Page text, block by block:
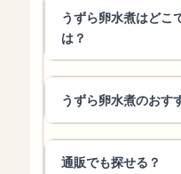
うずら卵水煮はどこ
は？
うずら卵水煮のおす
通販でも探せる？